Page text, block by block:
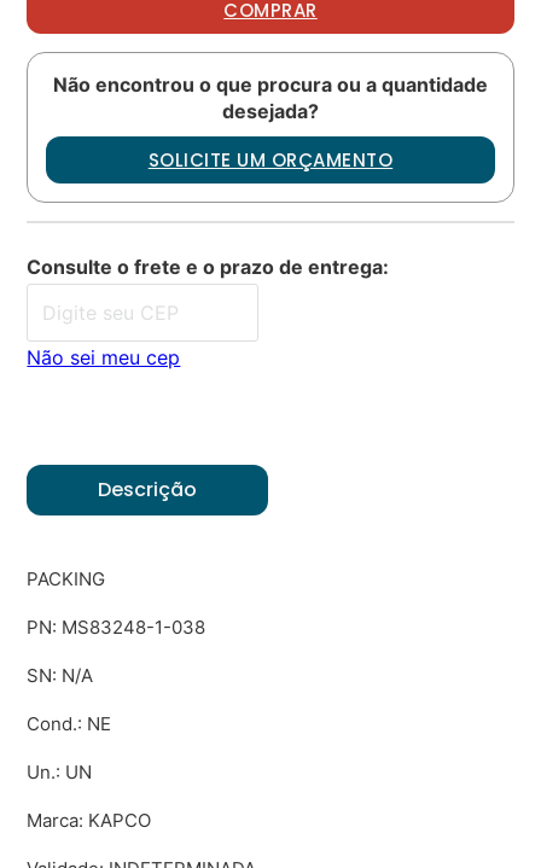
COMPRAR
Não encontrou o que procura ou a quantidade
desejada?
SOLICITE UM ORÇAMENTO
Consulte o frete e o prazo de entrega:
Não sei meu cep
Descrição
PACKING
PN: MS83248-1-038
SN: N/A
Cond.: NE
Un.: UN
Marca: KAPCO